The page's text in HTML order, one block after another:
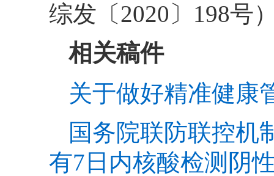
综发〔2020〕198号
相关稿件
关于做好精准健康
国务院联防联控
有7日内核酸检测阴